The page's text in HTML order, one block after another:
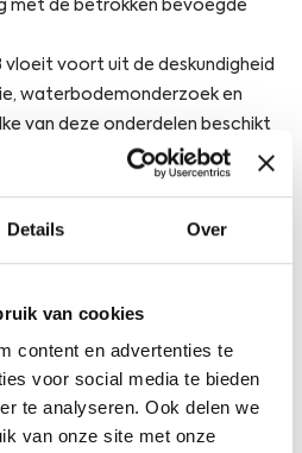
Details Over
van cookies
content en advertenties te
voor social media te bieden
te analyseren. Ook delen we
van onze site met onze
met de betrokken bevoegde
vloeit voort uit de deskundigheid
waterbodemonderzoek en
van deze onderdelen beschikt
cruciaal bij het binnen de
is echter zeker zo
opdrachtgever wilt u achteraf
te staan.
en regulier toezicht